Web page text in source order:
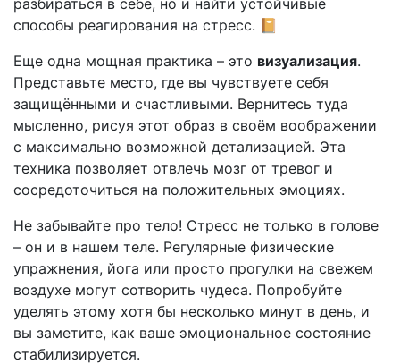
разбираться в себе, но и найти устойчивые
способы реагирования на стресс. 📔
Еще одна мощная практика – это визуализация.
Представьте место, где вы чувствуете себя
защищёнными и счастливыми. Вернитесь туда
мысленно, рисуя этот образ в своём воображении
с максимально возможной детализацией. Эта
техника позволяет отвлечь мозг от тревог и
сосредоточиться на положительных эмоциях.
Не забывайте про тело! Стресс не только в голове
– он и в нашем теле. Регулярные физические
упражнения, йога или просто прогулки на свежем
воздухе могут сотворить чудеса. Попробуйте
уделять этому хотя бы несколько минут в день, и
вы заметите, как ваше эмоциональное состояние
стабилизируется.